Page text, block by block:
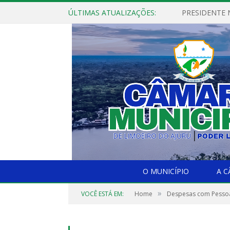
ÚLTIMAS ATUALIZAÇÕES:
O MUNICÍPIO A
VOCÊ ESTÁ EM: Home » Despesas com